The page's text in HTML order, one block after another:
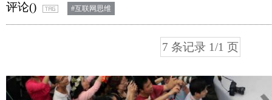
评论() #互联网思维
7 条记录 1/1 页